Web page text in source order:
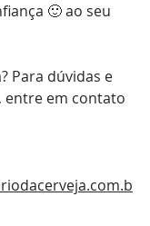
🙂 ao seu
Para dúvidas e
entre em contato